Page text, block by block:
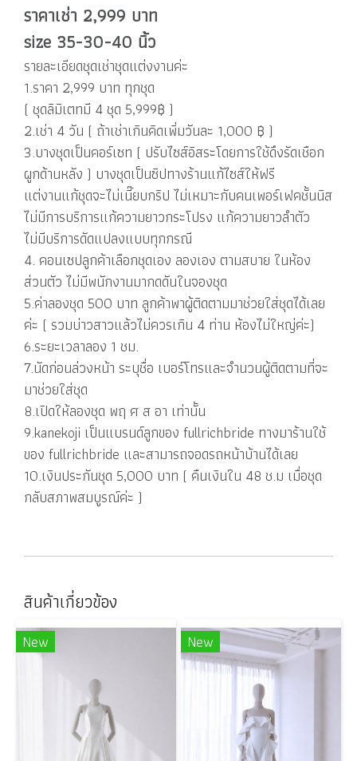
ราคาเช่า 2,999 บาท
size 35-30-40 นิ้ว
รายละเอียดชุดเช่าชุดแต่งงานค่ะ
1.ราคา 2,999 บาท ทุกชุด
( ชุดลิมิเตทมี 4 ชุด 5,999฿ )
2.เช่า 4 วัน ( ถ้าเช่าเกินคิดเพิ่มวันละ 1,000 ฿ )
3.บางชุดเป็นคอร์เซท ( ปรับไซส์อิสระโดยการใช้ดึงรัดเชือก
ผูกด้านหลัง ) บางชุดเป็นซิปทางร้านแก้ไซส์ให้ฟรี
แต่งานแก้ชุดจะไม่เนี๊ยบกริป ไม่เหมาะกับคนเพอร์เฟคชั้นนิส
ไม่มีการบริการแก้ความยาวกระโปรง แก้ความยาวลำตัว
ไม่มีบริการดัดแปลงแบบทุกกรณี
4. คอนเซปลูกค้าเลือกชุดเอง ลองเอง ตามสบาย ในห้อง
ส่วนตัว ไม่มีพนักงานมากดดันในจองชุด
5.ค่าลองชุด 500 บาท ลูกค้าพาผู้ติดตามมาช่วยใส่ชุดได้เลย
ค่ะ ( รวมบ่าวสาวแล้วไม่ควรเกิน 4 ท่าน ห้องไม่ใหญ่ค่ะ)
6.ระยะเวลาลอง 1 ชม.
7.นัดก่อนล่วงหน้า ระบุชื่อ เบอร์โทรและจำนวนผู้ติดตามที่จะ
มาช่วยใส่ชุด
8.เปิดให้ลองชุด พฤ ศ ส อา เท่านั้น
9.kanekoji เป็นแบรนด์ลูกของ fullrichbride ทางมาร้านใช้
ของ fullrichbride และสามารถจอดรถหน้าบ้านได้เลย
10.เงินประกันชุด 5,000 บาท ( คืนเงินใน 48 ช.ม เมื่อชุด
กลับสภาพสมบูรณ์ค่ะ )
สินค้าเกี่ยวข้อง
New New